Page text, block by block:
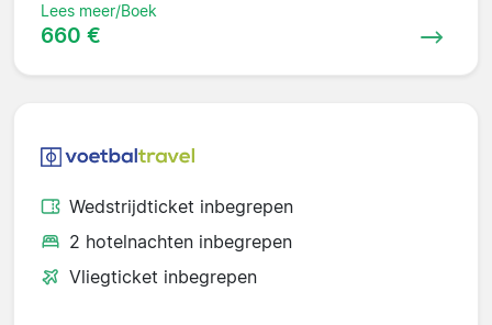
Lees meer/Boek
660 €
Wedstrijdticket inbegrepen
2 hotelnachten inbegrepen
Vliegticket inbegrepen